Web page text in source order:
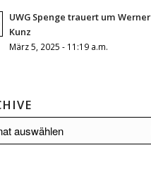
UWG Spenge trauert um Werner
Kunz
März 5, 2025 - 11:19 a.m.